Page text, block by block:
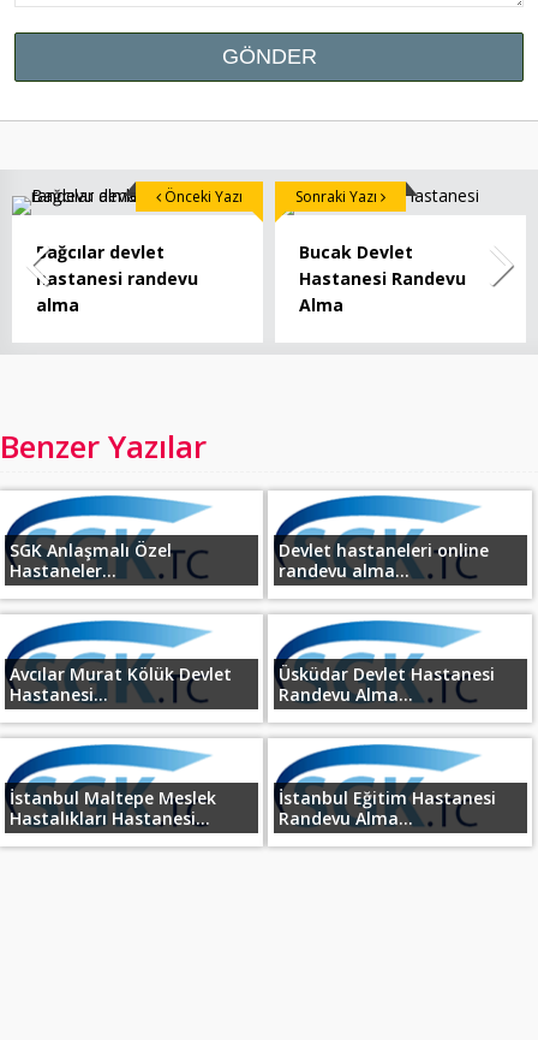
Bağcılar devlet
hastanesi randevu
alma
Önceki Yazı
Bucak Devlet
Hastanesi Randevu
Alma
Sonraki Yazı
Benzer Yazılar
SGK Anlaşmalı Özel
Hastaneler...
Devlet hastaneleri online
randevu alma...
Avcılar Murat Kölük Devlet
Hastanesi...
Üsküdar Devlet Hastanesi
Randevu Alma...
İstanbul Maltepe Meslek
Hastalıkları Hastanesi...
İstanbul Eğitim Hastanesi
Randevu Alma...